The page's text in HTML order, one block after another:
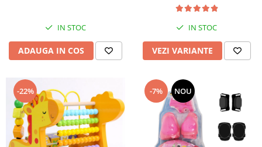
IN STOC
ADAUGA IN COS
IN STOC
VEZI VARIANTE
-22% -7% NOU